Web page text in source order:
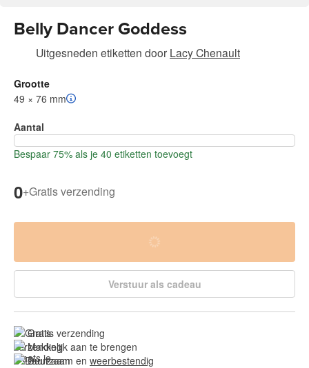
Belly Dancer Goddess
Uitgesneden etiketten door Lacy Chenault
Grootte
49 × 76 mm
Aantal
Bespaar 75% als je 40 etiketten toevoegt
0+Gratis verzending
Verstuur als cadeau
Gratis verzending
Makkelijk aan te brengen
Duurzaam en weerbestendig